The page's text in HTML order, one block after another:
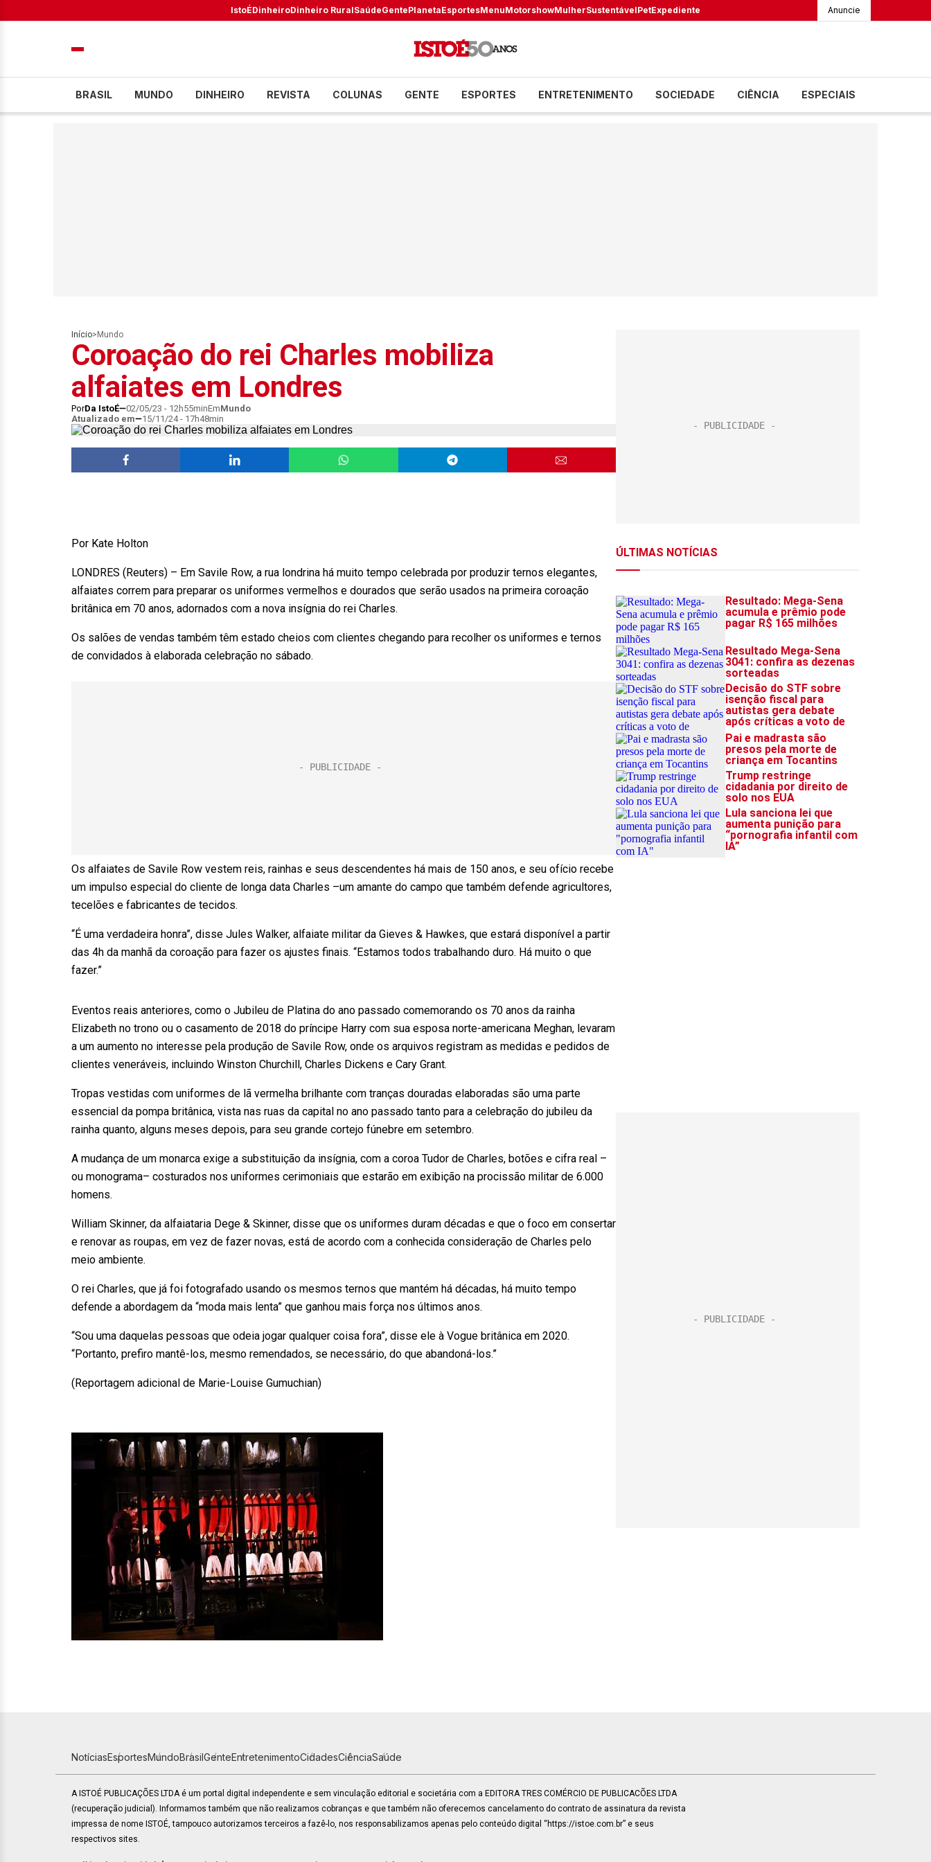
IstoÉDinheiroDinheiro RuralSaúdeGentePlanetaEsportesMenuMotorshowMulherSustentávelPetExpediente Anuncie
BRASIL MUNDO DINHEIRO REVISTA COLUNAS GENTE ESPORTES ENTRETENIMENTO SOCIEDADE CIÊNCIA ESPECIAIS
Início> Mundo
Coroação do rei Charles mobiliza
alfaiates em Londres
PorDa IstoÉ 02/05/23 - 12h55minEmMundo
Atualizado em
15/11/24 - 17h48min
Por Kate Holton
LONDRES (Reuters) – Em Savile Row, a rua londrina há muito tempo celebrada por produzir ternos elegantes,
alfaiates correm para preparar os uniformes vermelhos e dourados que serão usados na primeira coroação
britânica em 70 anos, adornados com a nova insígnia do rei Charles.
Os salões de vendas também têm estado cheios com clientes chegando para recolher os uniformes e ternos
de convidados à elaborada celebração no sábado.
Os alfaiates de Savile Row vestem reis, rainhas e seus descendentes há mais de 150 anos, e seu ofício recebe
um impulso especial do cliente de longa data Charles –um amante do campo que também defende agricultores,
tecelões e fabricantes de tecidos.
“É uma verdadeira honra”, disse Jules Walker, alfaiate militar da Gieves & Hawkes, que estará disponível a partir
das 4h da manhã da coroação para fazer os ajustes finais. “Estamos todos trabalhando duro. Há muito o que
fazer.”
Eventos reais anteriores, como o Jubileu de Platina do ano passado comemorando os 70 anos da rainha
Elizabeth no trono ou o casamento de 2018 do príncipe Harry com sua esposa norte-americana Meghan, levaram
a um aumento no interesse pela produção de Savile Row, onde os arquivos registram as medidas e pedidos de
clientes veneráveis, incluindo Winston Churchill, Charles Dickens e Cary Grant.
Tropas vestidas com uniformes de lã vermelha brilhante com tranças douradas elaboradas são uma parte
essencial da pompa britânica, vista nas ruas da capital no ano passado tanto para a celebração do jubileu da
rainha quanto, alguns meses depois, para seu grande cortejo fúnebre em setembro.
A mudança de um monarca exige a substituição da insígnia, com a coroa Tudor de Charles, botões e cifra real –
ou monograma– costurados nos uniformes cerimoniais que estarão em exibição na procissão militar de 6.000
homens.
William Skinner, da alfaiataria Dege & Skinner, disse que os uniformes duram décadas e que o foco em consertar
e renovar as roupas, em vez de fazer novas, está de acordo com a conhecida consideração de Charles pelo
meio ambiente.
O rei Charles, que já foi fotografado usando os mesmos ternos que mantém há décadas, há muito tempo
defende a abordagem da “moda mais lenta” que ganhou mais força nos últimos anos.
“Sou uma daquelas pessoas que odeia jogar qualquer coisa fora”, disse ele à Vogue britânica em 2020.
“Portanto, prefiro mantê-los, mesmo remendados, se necessário, do que abandoná-los.”
(Reportagem adicional de Marie-Louise Gumuchian)
NotíciasEsportesMundoBrasilGenteEntretenimentoCidadesCiênciaSaúde
A ISTOÉ PUBLICAÇÕES LTDA é um portal digital independente e sem vinculação editorial e societária com a EDITORA TRES COMÉRCIO DE PUBLICACÕES LTDA
(recuperação judicial). Informamos também que não realizamos cobranças e que também não oferecemos cancelamento do contrato de assinatura da revista
impressa de nome ISTOÉ, tampouco autorizamos terceiros a fazê-lo, nos responsabilizamos apenas pelo conteúdo digital “https://istoe.com.br” e seus
respectivos sites.